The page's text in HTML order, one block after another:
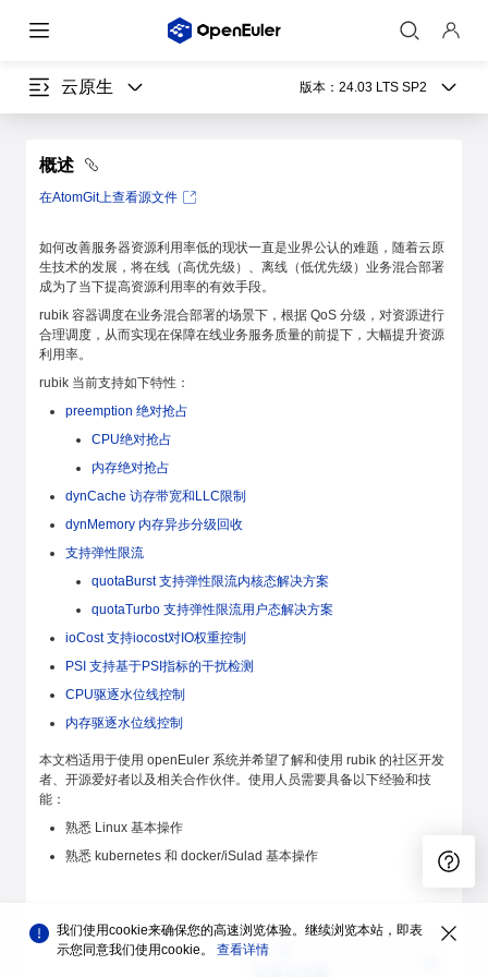
云原生 版本： 24.03 LTS SP2
概述
在AtomGit上查看源文件
如何改善服务器资源利用率低的现状一直是业界公认的难题，随着云原
生技术的发展，将在线（高优先级）、离线（低优先级）业务混合部署
成为了当下提高资源利用率的有效手段。
rubik 容器调度在业务混合部署的场景下，根据 QoS 分级，对资源进行
合理调度，从而实现在保障在线业务服务质量的前提下，大幅提升资源
利用率。
rubik 当前支持如下特性：
preemption 绝对抢占
CPU绝对抢占
内存绝对抢占
dynCache 访存带宽和LLC限制
dynMemory 内存异步分级回收
支持弹性限流
quotaBurst 支持弹性限流内核态解决方案
quotaTurbo 支持弹性限流用户态解决方案
ioCost 支持iocost对IO权重控制
PSI 支持基于PSI指标的干扰检测
CPU驱逐水位线控制
内存驱逐水位线控制
本文档适用于使用 openEuler 系统并希望了解和使用 rubik 的社区开发
者、开源爱好者以及相关合作伙伴。使用人员需要具备以下经验和技
能：
熟悉 Linux 基本操作
熟悉 kubernetes 和 docker/iSulad 基本操作
下一篇
我们使用cookie来确保您的高速浏览体验。继续浏览本站，即表
示您同意我们使用cookie。 查看详情